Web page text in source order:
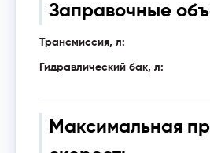
Заправочные
Трансмиссия, л:
Гидравлический бак, л:
Максимальная